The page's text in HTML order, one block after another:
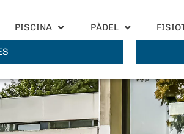
PISCINA PÀDEL